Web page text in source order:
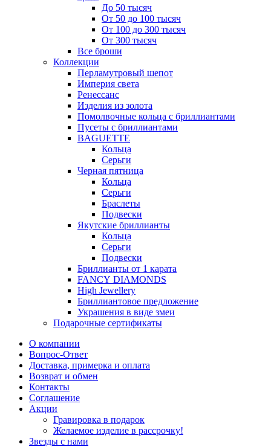
До 50 тысяч
От 50 до 100 тысяч
От 100 до 300 тысяч
От 300 тысяч
Все броши
Коллекции
Перламутровый шепот
Империя света
Ренессанс
Изделия из золота
Помолвочные кольца с бриллиантами
Пусеты с бриллиантами
BAGUETTE
Кольца
Серьги
Черная пятница
Кольца
Серьги
Браслеты
Подвески
Якутские бриллианты
Кольца
Серьги
Подвески
Бриллианты от 1 карата
FANCY DIAMONDS
High Jewellery
Бриллиантовое предложение
Украшения в виде змеи
Подарочные сертификаты
О компании
Вопрос-Ответ
Доставка, примерка и оплата
Возврат и обмен
Контакты
Соглашение
Акции
Гравировка в подарок
Желаемое изделие в рассрочку!
Звезды с нами